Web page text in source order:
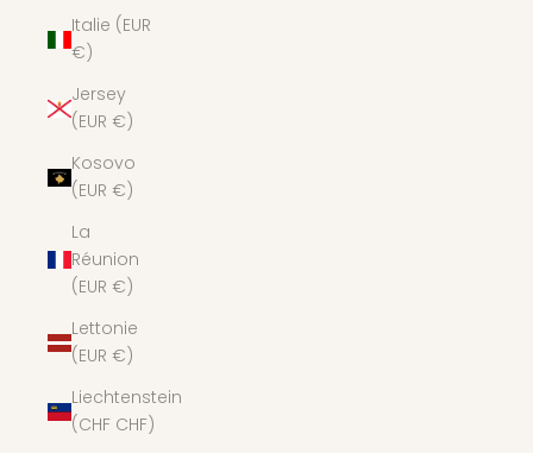
Italie (EUR
€)
Jersey
(EUR €)
Kosovo
(EUR €)
La
Réunion
(EUR €)
Lettonie
(EUR €)
Liechtenstein
(CHF CHF)